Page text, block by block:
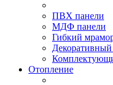
ПВХ панели
МДФ панели
Гибкий
Отопление